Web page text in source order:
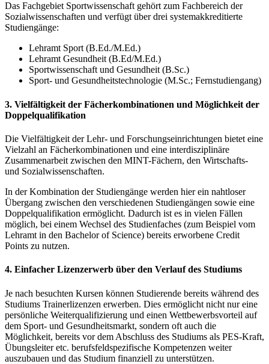
Das Fachgebiet Sportwissenschaft gehört zum Fachbereich der
Sozialwissenschaften und verfügt über drei systemakkreditierte
Studiengänge:
Lehramt Sport (B.Ed./M.Ed.)
Lehramt Gesundheit (B.Ed/M.Ed.)
Sportwissenschaft und Gesundheit (B.Sc.)
Sport- und Gesundheitstechnologie (M.Sc.; Fernstudiengang)
3. Vielfältigkeit der Fächerkombinationen und Möglichkeit der
Doppelqualifikation
Die Vielfältigkeit der Lehr- und Forschungseinrichtungen bietet eine
Vielzahl an Fächerkombinationen und eine interdisziplinäre
Zusammenarbeit zwischen den MINT-Fächern, den Wirtschafts-
und Sozialwissenschaften.
In der Kombination der Studiengänge werden hier ein nahtloser
Übergang zwischen den verschiedenen Studiengängen sowie eine
Doppelqualifikation ermöglicht. Dadurch ist es in vielen Fällen
möglich, bei einem Wechsel des Studienfaches (zum Beispiel vom
Lehramt in den Bachelor of Science) bereits erworbene Credit
Points zu nutzen.
4. Einfacher Lizenzerwerb über den Verlauf des Studiums
Je nach besuchten Kursen können Studierende bereits während des
Studiums Trainerlizenzen erwerben. Dies ermöglicht nicht nur eine
persönliche Weiterqualifizierung und einen Wettbewerbsvorteil auf
dem Sport- und Gesundheitsmarkt, sondern oft auch die
Möglichkeit, bereits vor dem Abschluss des Studiums als PES-Kraft,
Übungsleiter etc. berufsfeldspezifische Kompetenzen weiter
auszubauen und das Studium finanziell zu unterstützen.